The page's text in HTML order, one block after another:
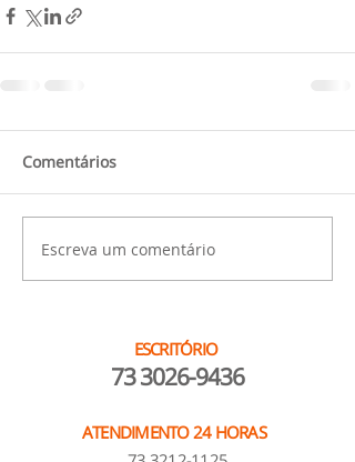
Comentários
Escreva um comentário
ESCRITÓRIO
73 3026-9436
ATENDIMENTO 24 HORAS